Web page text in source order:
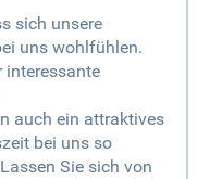
sich unsere
uns wohlfühlen.
interessante
auch ein attraktives
bei uns so
Sie sich von